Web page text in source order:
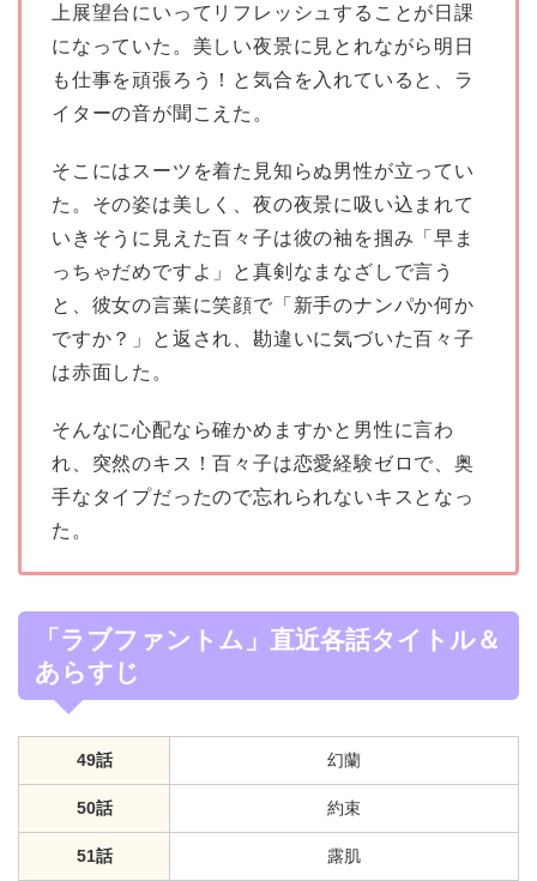
上展望台にいってリフレッシュすることが日課
になっていた。美しい夜景に見とれながら明日
も仕事を頑張ろう！と気合を入れていると、ラ
イターの音が聞こえた。
そこにはスーツを着た見知らぬ男性が立ってい
た。その姿は美しく、夜の夜景に吸い込まれて
いきそうに見えた百々子は彼の袖を掴み「早ま
っちゃだめですよ」と真剣なまなざしで言う
と、彼女の言葉に笑顔で「新手のナンパか何か
ですか？」と返され、勘違いに気づいた百々子
は赤面した。
そんなに心配なら確かめますかと男性に言わ
れ、突然のキス！百々子は恋愛経験ゼロで、奥
手なタイプだったので忘れられないキスとなっ
た。
「ラブファントム」直近各話タイトル＆
あらすじ
49話 幻蘭
50話 約束
51話 露肌